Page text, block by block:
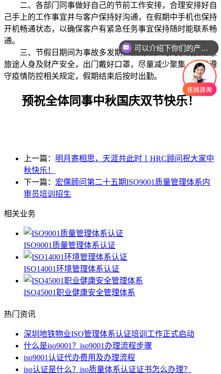
二、各部门同事做好自己的节前工作安排，合理安排好自
己手上的工作事宜并与客户保持好沟通，在假期中手机也保持
开机畅通状态，以确保客户有紧急任务事宜保持随时能联系畅
通。
三、节假日期间为事故多发期，假期返乡的同事们要注意
旅途人身及财产安全，出门戴好口罩，尽量减少聚集，严格遵
守疫情防控相关规定，假期结束后按时出勤。
预祝全体同事中秋国庆双节快乐！
上一篇： 明月寄相思，天涯共此时丨HRC顾问祝大家中
秋快乐！
下一篇： 宏儒顾问第二十五期ISO9001质量管理体系内
审员培训招生
相关业务
ISO9001质量管理体系认证
ISO14001环境管理体系认证
ISO45001职业健康安全管理体系
热门资讯
深圳地铁物业ISO管理体系认证培训工作正式启动
什么是iso9001？iso9001办理流程步骤
iso9001认证代办费用及办理流程
iso认证是什么？iso质量体系认证证书怎么办理？